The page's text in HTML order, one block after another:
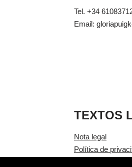
Tel. +34
Email:
TEXTOS
Nota legal
Política de